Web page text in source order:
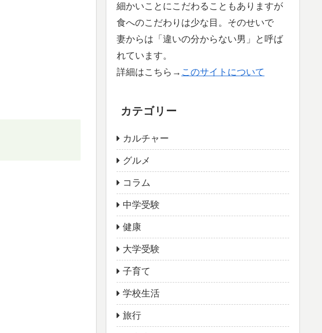
細かいことにこだわることもありますが
食へのこだわりは少な目。そのせいで
妻からは「違いの分からない男」と呼ば
れています。
詳細はこちら→ このサイトについて
カテゴリー
カルチャー
グルメ
コラム
中学受験
健康
大学受験
子育て
学校生活
旅行